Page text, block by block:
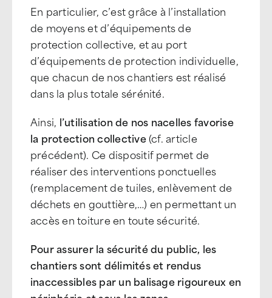
En particulier, c’est grâce à l’installation
de moyens et d’équipements de
protection collective, et au port
d’équipements de protection individuelle,
que chacun de nos chantiers est réalisé
dans la plus totale sérénité.
Ainsi, l’utilisation de nos nacelles favorise
la protection collective(cf. article
précédent). Ce dispositif permet de
réaliser des interventions ponctuelles
(remplacement de tuiles, enlèvement de
déchets en gouttière,…) en permettant un
accès en toiture en toute sécurité.
Pour assurer la sécurité du public, les
chantiers sont délimités et rendus
inaccessibles par un balisage rigoureux en